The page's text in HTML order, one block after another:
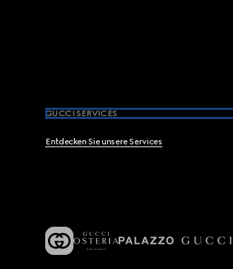
GUCCI SERVICES
Entdecken Sie unsere Services